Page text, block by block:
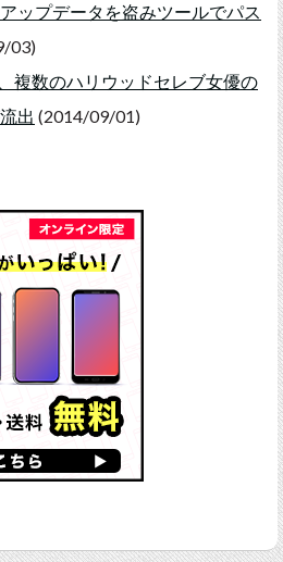
ップデータを盗みツールでパス
03)
複数のハリウッドセレブ女優の
出 (2014/09/01)